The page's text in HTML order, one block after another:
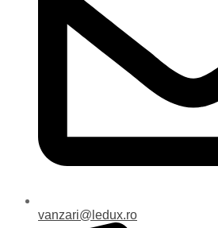
vanzari@ledux.ro